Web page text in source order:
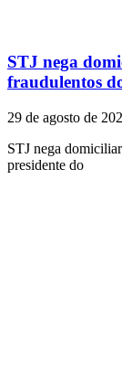
STJ nega
fraudulentos
29 de agosto de
STJ nega
presidente do